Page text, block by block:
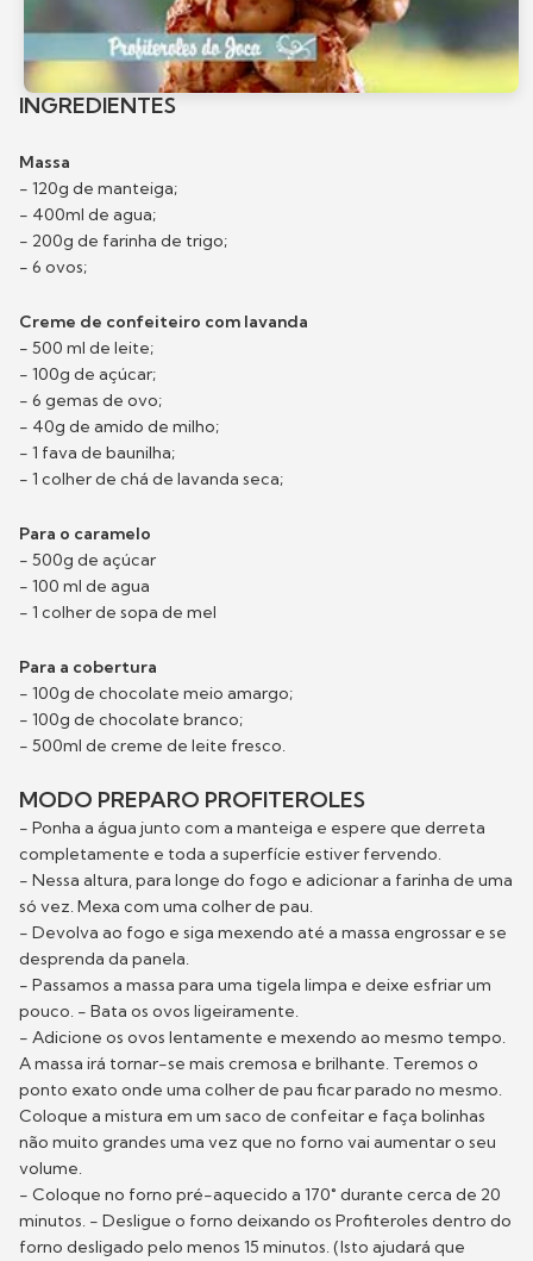
INGREDIENTES
Massa
- 120g de manteiga;
- 400ml de agua;
- 200g de farinha de trigo;
- 6 ovos;
Creme de confeiteiro com lavanda
- 500 ml de leite;
- 100g de açúcar;
- 6 gemas de ovo;
- 40g de amido de milho;
- 1 fava de baunilha;
- 1 colher de chá de lavanda seca;
Para o caramelo
- 500g de açúcar
- 100 ml de agua
- 1 colher de sopa de mel
Para a cobertura
- 100g de chocolate meio amargo;
- 100g de chocolate branco;
- 500ml de creme de leite fresco.
MODO PREPARO PROFITEROLES
- Ponha a água junto com a manteiga e espere que derreta
completamente e toda a superfície estiver fervendo.
- Nessa altura, para longe do fogo e adicionar a farinha de uma
só vez. Mexa com uma colher de pau.
- Devolva ao fogo e siga mexendo até a massa engrossar e se
desprenda da panela.
- Passamos a massa para uma tigela limpa e deixe esfriar um
pouco. - Bata os ovos ligeiramente.
- Adicione os ovos lentamente e mexendo ao mesmo tempo.
A massa irá tornar-se mais cremosa e brilhante. Teremos o
ponto exato onde uma colher de pau ficar parado no mesmo.
Coloque a mistura em um saco de confeitar e faça bolinhas
não muito grandes uma vez que no forno vai aumentar o seu
volume.
- Coloque no forno pré-aquecido a 170˚ durante cerca de 20
minutos. - Desligue o forno deixando os Profiteroles dentro do
forno desligado pelo menos 15 minutos. (Isto ajudará que